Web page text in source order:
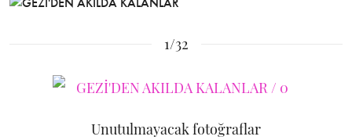
1/32
Unutulmayacak fotoğraflar